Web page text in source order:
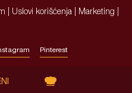
| Uslovi korišćenja Marketing
Pinterest